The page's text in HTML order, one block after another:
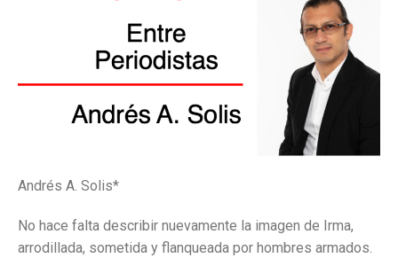
Andrés A. Solis*
No hace falta describir nuevamente la imagen de Irma,
arrodillada, sometida y flanqueada por hombres armados.